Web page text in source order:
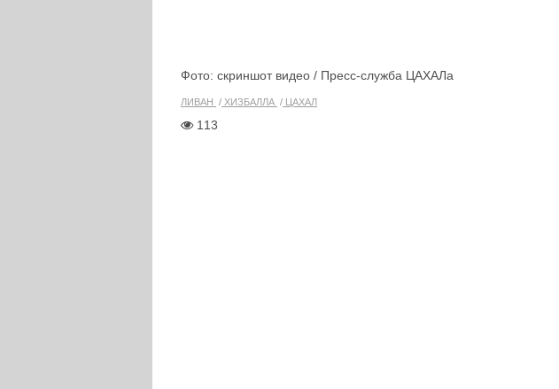
Фото: скриншот видео / Пресс-служба ЦАХАЛа
ЛИВАН ХИЗБАЛЛА ЦАХАЛ
113